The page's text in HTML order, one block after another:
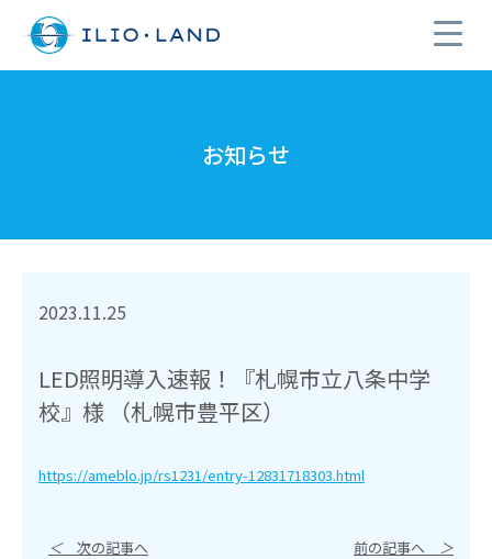
お知らせ
2023.11.25
LED照明導入速報！『札幌市立八条中学
校』様 （札幌市豊平区）
https://ameblo.jp/rs1231/entry-12831718303.html
＜次の記事へ 前の記事へ ＞